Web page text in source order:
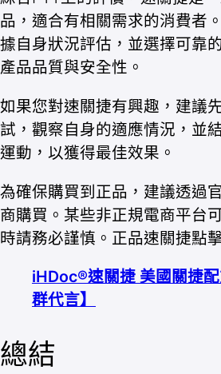
品，適合有相關需求的消費者
據自身狀況評估，並選擇可靠
產品品質與安全性。
如果您對速關捷有興趣，建議
試，觀察自身的適應情況，並
運動，以獲得最佳效果。
為確保購買到正品，建議透過
商購買。某些非正規電商平台
時請務必謹慎。正品速關捷點
iHDoc®速關捷 美國關捷
群代言】
總結